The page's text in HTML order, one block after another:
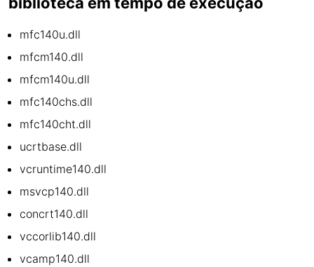
mfc140u.dll
mfcm140.dll
mfcm140u.dll
mfc140chs.dll
mfc140cht.dll
ucrtbase.dll
vcruntime140.dll
msvcp140.dll
concrt140.dll
vccorlib140.dll
vcamp140.dll